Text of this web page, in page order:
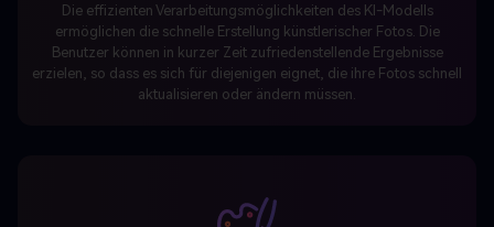
ermöglichen die schnelle Erstellung künstlerischer Fotos. Die
Benutzer können in kurzer Zeit zufriedenstellende Ergebnisse
erzielen, so dass es sich für diejenigen eignet, die ihre Fotos schnell
aktualisieren oder ändern müssen.